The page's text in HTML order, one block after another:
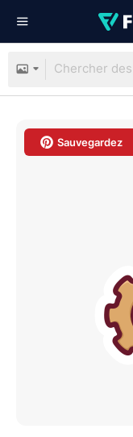
Sauvegardez